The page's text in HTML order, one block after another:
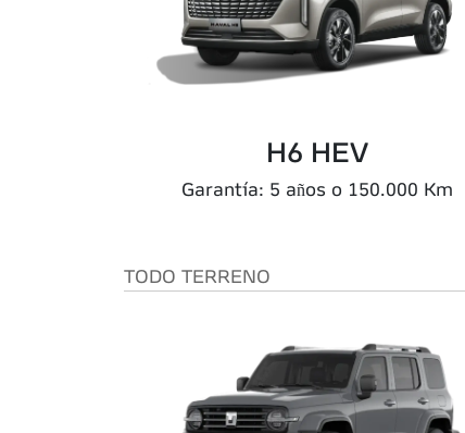
H6 HEV
Garantía: 5 años o 150.000 Km
TODO TERRENO